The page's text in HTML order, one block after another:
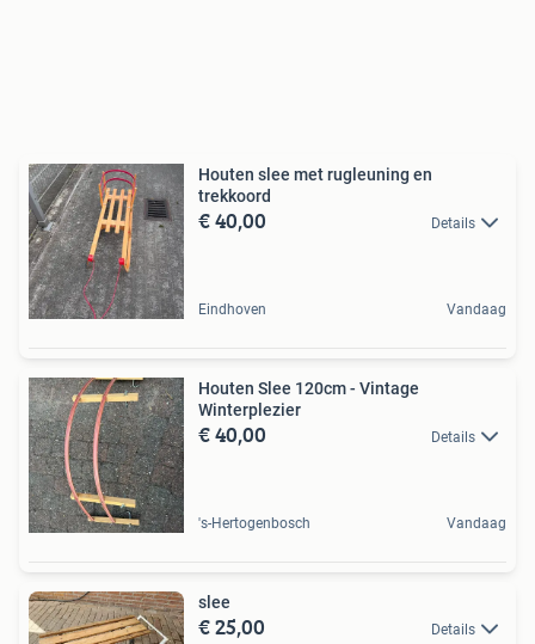
Houten slee met rugleuning en
trekkoord
€ 40,00 Details
Eindhoven Vandaag
Houten Slee 120cm - Vintage
Winterplezier
€ 40,00 Details
's-Hertogenbosch Vandaag
slee
€ 25,00 Details